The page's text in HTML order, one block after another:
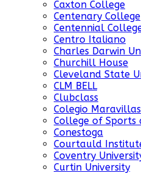
Caxton College
Centenary College
Centennial
Centro Italiano
Charles Darwin
Churchill House
Cleveland State
CLM BELL
Clubclass
Colegio Maravillas
College of Sports
Conestoga
Courtauld
Coventry
Curtin University